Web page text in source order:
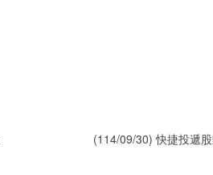
(114/09/30) 快捷投遞